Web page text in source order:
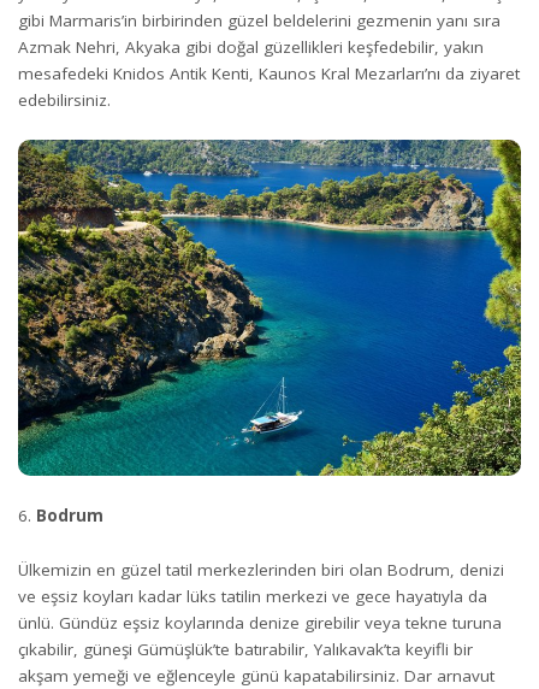
gibi Marmaris’in birbirinden güzel beldelerini gezmenin yanı sıra
Azmak Nehri, Akyaka gibi doğal güzellikleri keşfedebilir, yakın
mesafedeki Knidos Antik Kenti, Kaunos Kral Mezarları’nı da ziyaret
edebilirsiniz.
Bodrum
Ülkemizin en güzel tatil merkezlerinden biri olan Bodrum, denizi
ve eşsiz koyları kadar lüks tatilin merkezi ve gece hayatıyla da
ünlü. Gündüz eşsiz koylarında denize girebilir veya tekne turuna
çıkabilir, güneşi Gümüşlük’te batırabilir, Yalıkavak’ta keyifli bir
akşam yemeği ve eğlenceyle günü kapatabilirsiniz. Dar arnavut